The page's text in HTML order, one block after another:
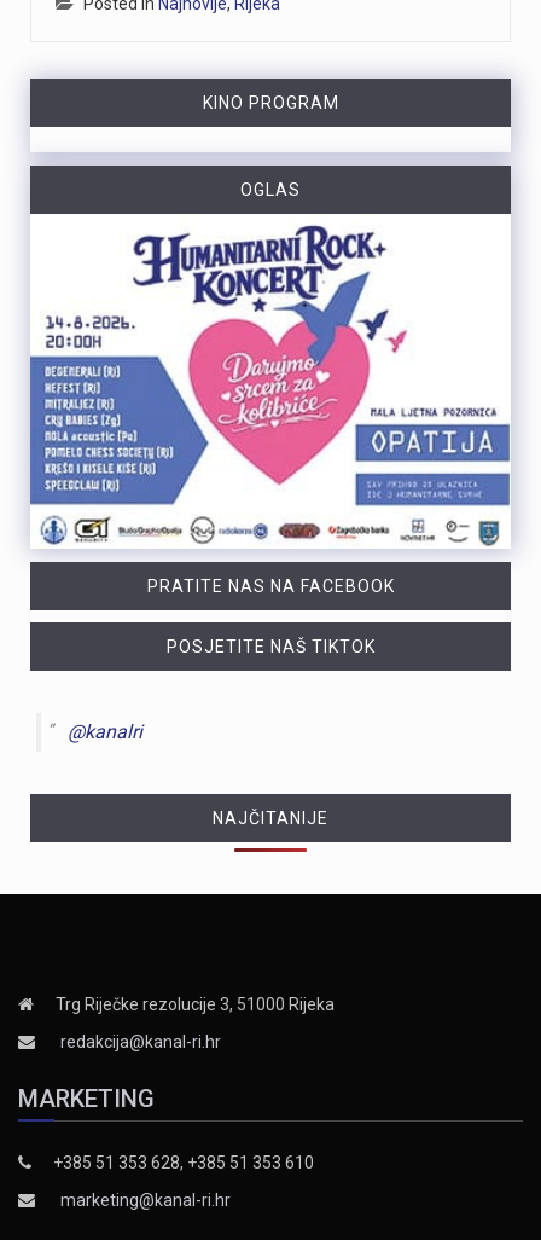
Posted in Najnovije, Rijeka
KINO PROGRAM
OGLAS
PRATITE NAS NA FACEBOOK
POSJETITE NAŠ TIKTOK
@kanalri
NAJČITANIJE
Trg Riječke rezolucije 3, 51000 Rijeka
redakcija@kanal-ri.hr
MARKETING
+385 51 353 628, +385 51 353 610
marketing@kanal-ri.hr